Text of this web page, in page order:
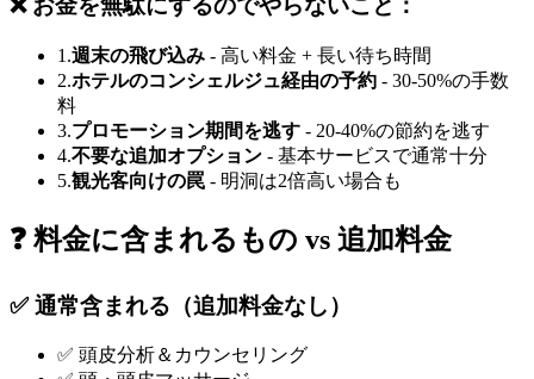
❌ お金を無駄にするのでやらないこと：
1.週末の飛び込み - 高い料金 + 長い待ち時間
2.ホテルのコンシェルジュ経由の予約 - 30-50%の手数
料
3.プロモーション期間を逃す - 20-40%の節約を逃す
4.不要な追加オプション - 基本サービスで通常十分
5.観光客向けの罠 - 明洞は2倍高い場合も
❓ 料金に含まれるもの vs 追加料金
✅ 通常含まれる（追加料金なし）
✅ 頭皮分析＆カウンセリング